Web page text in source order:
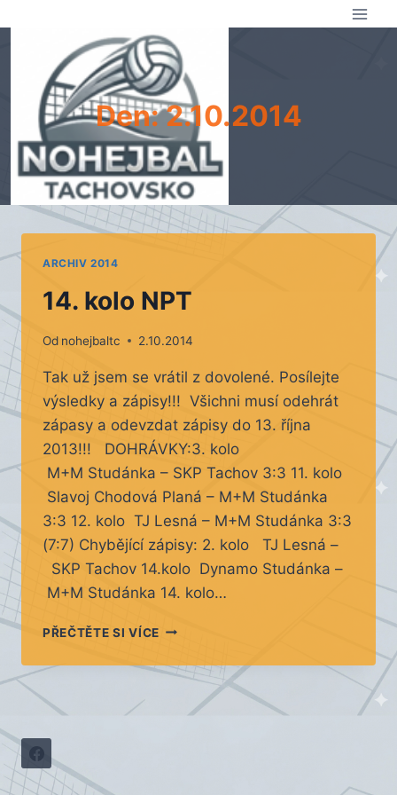
Den: 2.10.2014
ARCHIV 2014
14. kolo NPT
Od nohejbaltc 2.10.2014
Tak už jsem se vrátil z dovolené. Posílejte
výsledky a zápisy!!! Všichni musí odehrát
zápasy a odevzdat zápisy do 13. října
2013!!! DOHRÁVKY:3. kolo
M+M Studánka – SKP Tachov 3:3 11. kolo
Slavoj Chodová Planá – M+M Studánka
3:3 12. kolo TJ Lesná – M+M Studánka 3:3
(7:7) Chybějící zápisy: 2. kolo TJ Lesná –
SKP Tachov 14.kolo Dynamo Studánka –
M+M Studánka 14. kolo…
PŘEČTĚTE SI VÍCE14.
NPT